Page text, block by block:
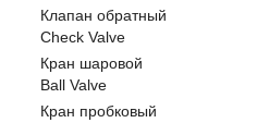
Клапан обратный
Check Valve
Кран шаровой
Ball Valve
Кран пробковый